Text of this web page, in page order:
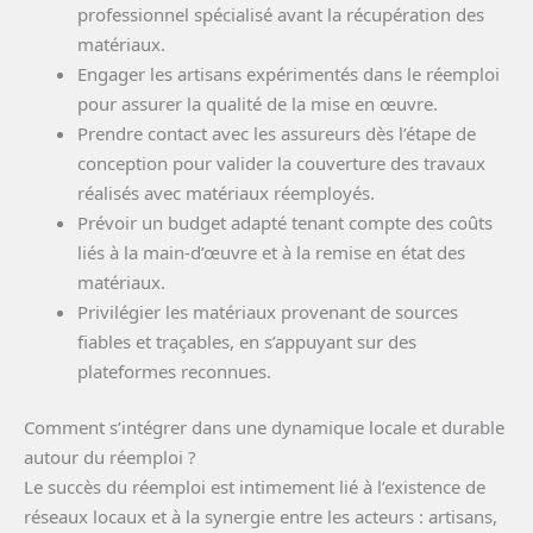
professionnel spécialisé avant la récupération des
matériaux.
Engager les artisans expérimentés dans le réemploi
pour assurer la qualité de la mise en œuvre.
Prendre contact avec les assureurs dès l’étape de
conception pour valider la couverture des travaux
réalisés avec matériaux réemployés.
Prévoir un budget adapté tenant compte des coûts
liés à la main-d’œuvre et à la remise en état des
matériaux.
Privilégier les matériaux provenant de sources
fiables et traçables, en s’appuyant sur des
plateformes reconnues.
Comment s’intégrer dans une dynamique locale et durable
autour du réemploi ?
Le succès du réemploi est intimement lié à l’existence de
réseaux locaux et à la synergie entre les acteurs : artisans,